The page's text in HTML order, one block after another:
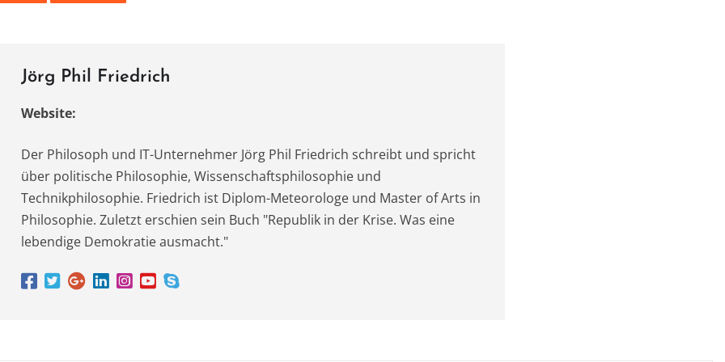
Jörg Phil Friedrich
Website:
Der Philosoph und IT-Unternehmer Jörg Phil Friedrich schreibt und spricht
über politische Philosophie, Wissenschaftsphilosophie und
Technikphilosophie. Friedrich ist Diplom-Meteorologe und Master of Arts in
Philosophie. Zuletzt erschien sein Buch "Republik in der Krise. Was eine
lebendige Demokratie ausmacht."